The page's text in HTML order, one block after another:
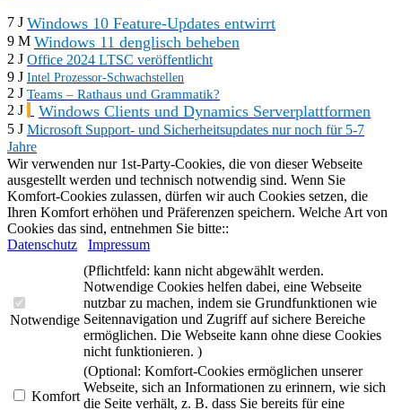
7 J Windows 10 Feature-Updates entwirrt
9 M Windows 11 denglisch beheben
2 J Office 2024 LTSC veröffentlicht
9 J Intel Prozessor-Schwachstellen
2 J Teams – Rathaus und Grammatik?
2 J Windows Clients und Dynamics Serverplattformen
5 J Microsoft Support- und Sicherheitsupdates nur noch für 5-7
Jahre
Wir verwenden nur 1st-Party-Cookies, die von dieser Webseite
ausgestellt werden und technisch notwendig sind. Wenn Sie
Komfort-Cookies zulassen, dürfen wir auch Cookies setzen, die
Ihren Komfort erhöhen und Präferenzen speichern. Welche Art von
Cookies das sind, entnehmen Sie bitte::
Datenschutz
Impressum
Notwendige
(Pflichtfeld: kann nicht abgewählt werden.
Notwendige Cookies helfen dabei, eine Webseite
nutzbar zu machen, indem sie Grundfunktionen wie
Seitennavigation und Zugriff auf sichere Bereiche
ermöglichen. Die Webseite kann ohne diese Cookies
nicht funktionieren. )
Komfort
(Optional: Komfort-Cookies ermöglichen unserer
Webseite, sich an Informationen zu erinnern, wie sich
die Seite verhält, z. B. dass Sie bereits für eine